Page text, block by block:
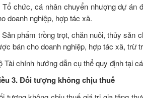
Tổ chức, cá nhân chuyển nhượng dự án
doanh nghiệp, hợp tác xã.
Sản phẩm trồng trọt, chăn nuôi, thủy sản
bán cho doanh nghiệp, hợp tác xã, trừ
Tài chính hướng dẫn cụ thể quy định tại
3. Đối tượng không chịu thuế